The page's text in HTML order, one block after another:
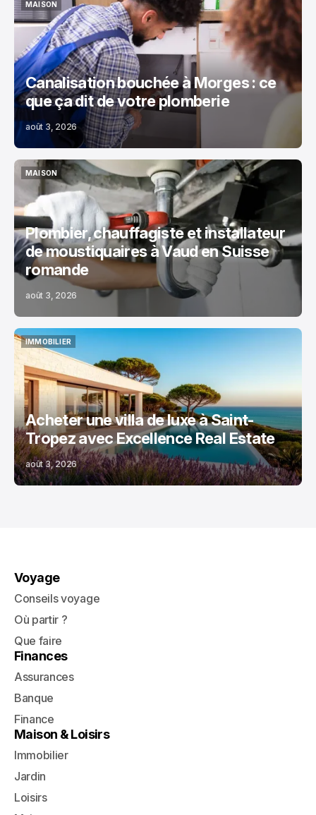
MAISON
MAISON
Canalisation bouchée à Morges : ce
que ça dit de votre plomberie
août 3, 2026
MAISON
MAISON
Plombier, chauffagiste et installateur
de moustiquaires à Vaud en Suisse
romande
août 3, 2026
IMMOBILIER
IMMOBILIER
Acheter une villa de luxe à Saint-
Tropez avec Excellence Real Estate
août 3, 2026
Voyage
Conseils voyage
Où partir ?
Que faire
Finances
Assurances
Banque
Finance
Maison & Loisirs
Immobilier
Jardin
Loisirs